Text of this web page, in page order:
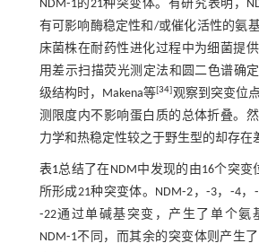
NDM⁃1的21种突变体。有研究表明，
有可影响酶稳定性和/或催化活性的氨
床菌株在耐药性进化过程中为细菌提
用差示扫描荧光测定法和圆二色谱确
级结构时，Makena等[34]观察到突变位
测限度内不影响蛋白质的总体折叠。
力学和热稳定性较之于野生型的却存在
表1总结了在NDM中发现的由16个突变
所形成21种突变体。NDM⁃2，⁃3，⁃4，
⁃22通过单碱基突变，产生了单个氨
NDM⁃1不同，而其余的突变体则产生